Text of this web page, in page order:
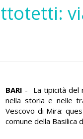
BARI - La tipicità del
nella storia e nelle
Vescovo di Mira:
comune della Basilica